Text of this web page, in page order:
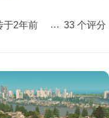
于2年前 版本 1.17.1-f4
33 个评分